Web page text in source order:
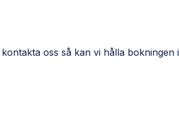
oss så kan vi hålla bokningen i